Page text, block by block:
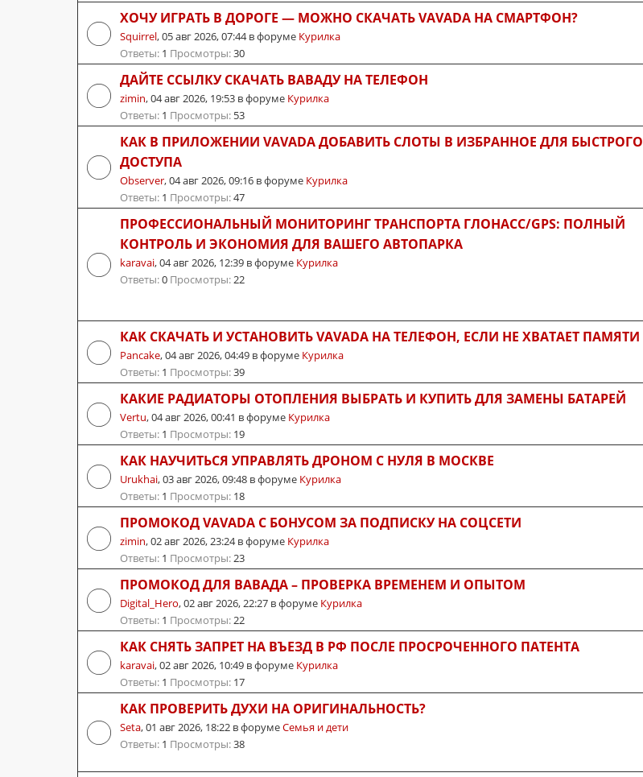
ХОЧУ ИГРАТЬ В ДОРОГЕ — МОЖНО СКАЧАТЬ VAVADA НА СМАРТФОН?
Squirrel,05 авг 2026, 07:44в форуме Курилка
Ответы: 1 Просмотры:30
ДАЙТЕ ССЫЛКУ СКАЧАТЬ ВАВАДУ НА ТЕЛЕФОН
zimin,04 авг 2026, 19:53 в форуме Курилка
Ответы: 1 Просмотры: 53
КАК В ПРИЛОЖЕНИИ VAVADA ДОБАВИТЬ СЛОТЫ В ИЗБРАННОЕ ДЛЯ БЫСТРОГО
ДОСТУПА
Observer,04 авг 2026, 09:16 в форуме Курилка
Ответы: 1 Просмотры:47
ПРОФЕССИОНАЛЬНЫЙ МОНИТОРИНГ ТРАНСПОРТА ГЛОНАСС/GPS: ПОЛНЫЙ
КОНТРОЛЬ И ЭКОНОМИЯ ДЛЯ ВАШЕГО АВТОПАРКА
karavai,04 авг 2026, 12:39 в форуме Курилка
Ответы:0 Просмотры:22
КАК СКАЧАТЬ И УСТАНОВИТЬ VAVADA НА ТЕЛЕФОН, ЕСЛИ НЕ ХВАТАЕТ ПАМЯТИ
Pancake,04 авг 2026, 04:49 в форуме Курилка
Ответы: 1 Просмотры:39
КАКИЕ РАДИАТОРЫ ОТОПЛЕНИЯ ВЫБРАТЬ И КУПИТЬ ДЛЯ ЗАМЕНЫ БАТАРЕЙ
Vertu,04 авг 2026, 00:41 в форуме Курилка
Ответы: 1 Просмотры: 19
КАК НАУЧИТЬСЯ УПРАВЛЯТЬ ДРОНОМ С НУЛЯ В МОСКВЕ
Urukhai,03 авг 2026, 09:48 в форуме Курилка
Ответы: 1 Просмотры: 18
ПРОМОКОД VAVADA С БОНУСОМ ЗА ПОДПИСКУ НА СОЦСЕТИ
zimin,02 авг 2026, 23:24в форуме Курилка
Ответы: 1 Просмотры:23
ПРОМОКОД ДЛЯ ВАВАДА – ПРОВЕРКА ВРЕМЕНЕМ И ОПЫТОМ
Digital_Hero,02 авг 2026, 22:27 в форуме Курилка
Ответы: 1 Просмотры:22
КАК СНЯТЬ ЗАПРЕТ НА ВЪЕЗД В РФ ПОСЛЕ ПРОСРОЧЕННОГО ПАТЕНТА
karavai,02 авг 2026, 10:49 в форуме Курилка
Ответы: 1 Просмотры: 17
КАК ПРОВЕРИТЬ ДУХИ НА ОРИГИНАЛЬНОСТЬ?
Seta,01 авг 2026, 18:22 в форумеСемья и дети
Ответы: 1 Просмотры:38